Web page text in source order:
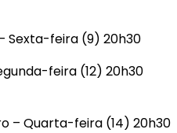
Sexta-feira (9) 20h30
feira (12) 20h30
– Quarta-feira (14) 20h30